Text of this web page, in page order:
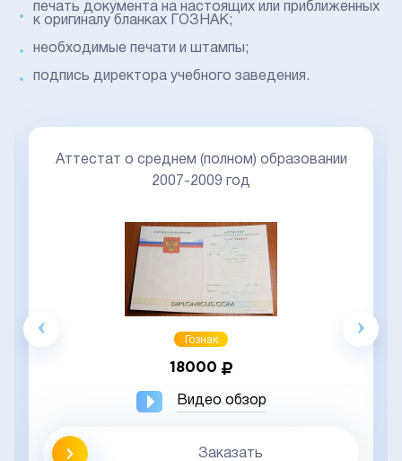
печать документа на настоящих или приближенных
к оригиналу бланках ГОЗНАК;
необходимые печати и штампы;
подпись директора учебного заведения.
Аттестат о среднем (полном) образовании
2007-2009 год
Гознак
18000
Видео обзор
Заказать